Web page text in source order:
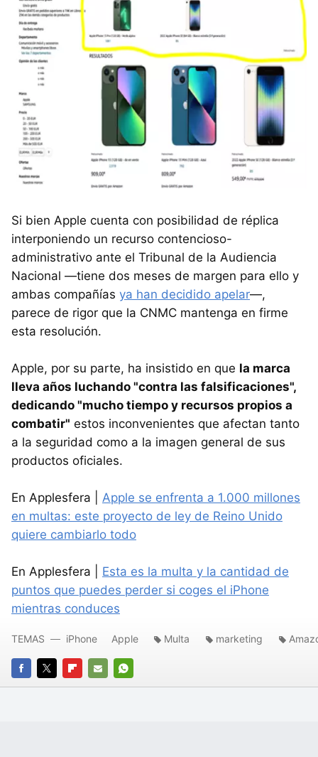
Si bien Apple cuenta con posibilidad de réplica
interponiendo un recurso contencioso-
administrativo ante el Tribunal de la Audiencia
Nacional —tiene dos meses de margen para ello y
ambas compañías ya han decidido apelar—,
parece de rigor que la CNMC mantenga en firme
esta resolución.
Apple, por su parte, ha insistido en que la marca
lleva años luchando "contra las falsificaciones",
dedicando "mucho tiempo y recursos propios a
combatir" estos inconvenientes que afectan tanto
a la seguridad como a la imagen general de sus
productos oficiales.
En Applesfera | Apple se enfrenta a 1.000 millones
en multas: este proyecto de ley de Reino Unido
quiere cambiarlo todo
En Applesfera | Esta es la multa y la cantidad de
puntos que puedes perder si coges el iPhone
mientras conduces
FACEBOOK
TWITTERFLIPBOARD
E-
WHATSAPP
TEMAS iPhone Apple Multa marketing